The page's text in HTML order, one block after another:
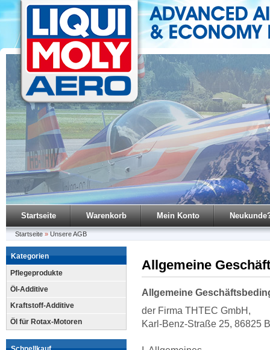
Startseite Warenkorb Mein Konto
Startseite » Unsere AGB
Kategorien
Pflegeprodukte
Öl-Additive
Kraftstoff-Additive
Öl für Rotax-Motoren
Allgemeine
Allgemeine
der Firma THTEC GmbH,
Karl-Benz-Straße 25, 86825